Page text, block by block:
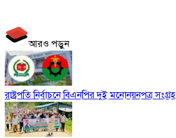
আরও পড়ুন
রাষ্ট্রপতি নির্বাচনে বিএনপির দুই মনোনয়নপত্র সংগ্রহ